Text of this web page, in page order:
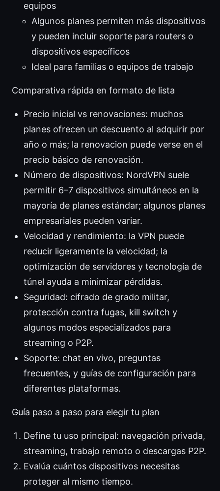
equipos
Algunos planes permiten más dispositivos
y pueden incluir soporte para routers o
dispositivos específicos
Ideal para familias o equipos de trabajo
Comparativa rápida en formato de lista
Precio inicial vs renovaciones: muchos
planes ofrecen un descuento al adquirir por
año o más; la renovacion puede verse en el
precio básico de renovación.
Número de dispositivos: NordVPN suele
permitir 6–7 dispositivos simultáneos en la
mayoría de planes estándar; algunos planes
empresariales pueden variar.
Velocidad y rendimiento: la VPN puede
reducir ligeramente la velocidad; la
optimización de servidores y tecnología de
túnel ayuda a minimizar pérdidas.
Seguridad: cifrado de grado militar,
protección contra fugas, kill switch y
algunos modos especializados para
streaming o P2P.
Soporte: chat en vivo, preguntas
frecuentes, y guías de configuración para
diferentes plataformas.
Guía paso a paso para elegir tu plan
Define tu uso principal: navegación privada,
streaming, trabajo remoto o descargas P2P.
Evalúa cuántos dispositivos necesitas
proteger al mismo tiempo.